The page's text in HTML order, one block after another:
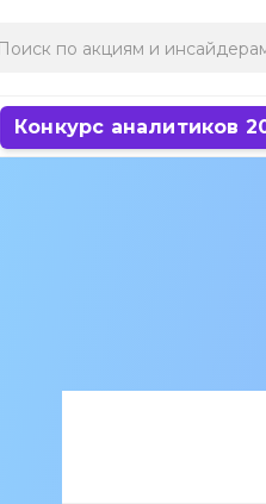
Конкурс аналитиков